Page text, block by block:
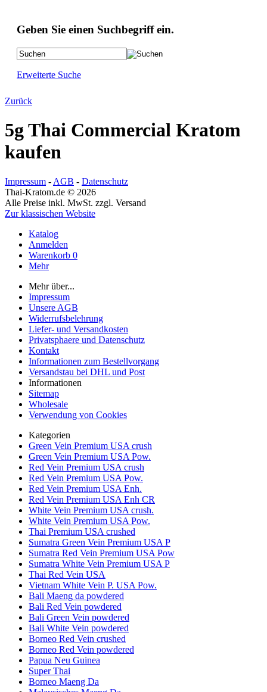
Geben Sie einen Suchbegriff ein.
Erweiterte Suche
Zurück
5g Thai Commercial Kratom
kaufen
Impressum - AGB - Datenschutz
Thai-Kratom.de © 2026
Alle Preise inkl. MwSt. zzgl. Versand
Zur klassischen Website
Katalog
Anmelden
Warenkorb 0
Mehr
Mehr über...
Impressum
Unsere AGB
Widerrufsbelehrung
Liefer- und Versandkosten
Privatsphaere und Datenschutz
Kontakt
Informationen zum Bestellvorgang
Versandstau bei DHL und Post
Informationen
Sitemap
Wholesale
Verwendung von Cookies
Kategorien
Green Vein Premium USA crush
Green Vein Premium USA Pow.
Red Vein Premium USA crush
Red Vein Premium USA Pow.
Red Vein Premium USA Enh.
Red Vein Premium USA Enh CR
White Vein Premium USA crush.
White Vein Premium USA Pow.
Thai Premium USA crushed
Sumatra Green Vein Premium USA P
Sumatra Red Vein Premium USA Pow
Sumatra White Vein Premium USA P
Thai Red Vein USA
Vietnam White Vein P. USA Pow.
Bali Maeng da powdered
Bali Red Vein powdered
Bali Green Vein powdered
Bali White Vein powdered
Borneo Red Vein crushed
Borneo Red Vein powdered
Papua Neu Guinea
Super Thai
Borneo Maeng Da